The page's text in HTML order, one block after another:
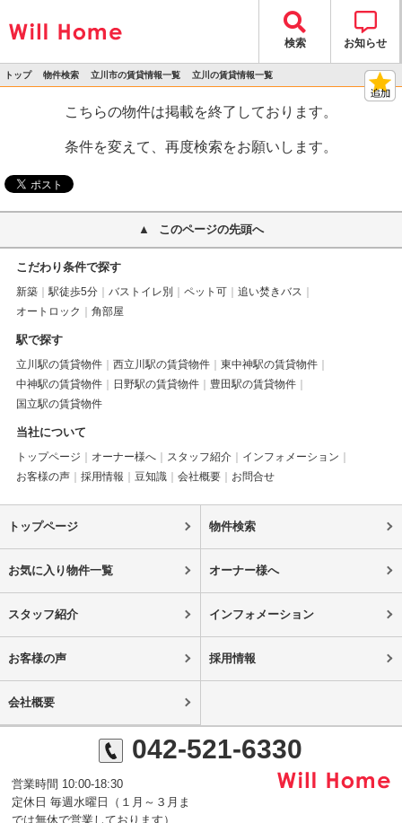
検索 お知らせ
トップ 物件検索 立川市の賃貸情報一覧 立川の賃貸情報一覧
こちらの物件は掲載を終了しております。
条件を変えて、再度検索をお願いします。
このページの先頭へ
こだわり条件で探す
新築 駅徒歩5分 バストイレ別 ペット可
追い焚きバス
オートロック
角部屋
駅で探す
立川駅の賃貸物件 西立川駅の賃貸物件
東中神駅の賃貸物件
中神駅の賃貸物件
日野駅の賃貸物件
豊田駅の賃貸物件
国立駅の賃貸物件
当社について
トップページ オーナー様へ スタッフ紹介
インフォメーション
お客様の声
採用情報 豆知識 会社概要 お問合せ
トップページ 物件検索
お気に入り物件一覧 オーナー様へ
スタッフ紹介 インフォメーション
お客様の声 採用情報
会社概要
042-521-6330
営業時間 10:00-18:30
定休日 毎週水曜日（１月～３月ま
では無休で営業しております）